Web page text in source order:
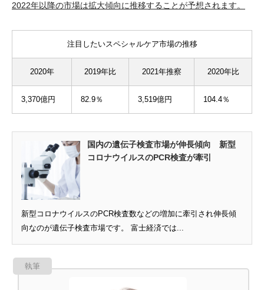
2022年以降の市場は拡大傾向に推移することが予想されます。
注目したいスペシャルケア市場の推移
2020年 2019年比 2021年推察 2020年比
3,370億円 82.9％ 3,519億円 104.4％
国内の遺伝子検査市場が伸長傾向 新型
コロナウイルスのPCR検査が牽引
新型コロナウイルスのPCR検査数などの増加に牽引され伸長傾
向なのが遺伝子検査市場です。 富士経済では...
執筆